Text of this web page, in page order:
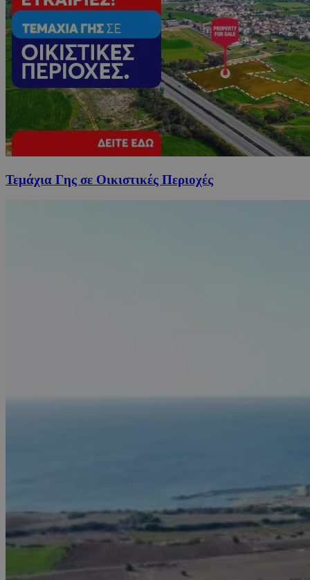
Τεμάχια Γης σε Οικιστικές Περιοχές